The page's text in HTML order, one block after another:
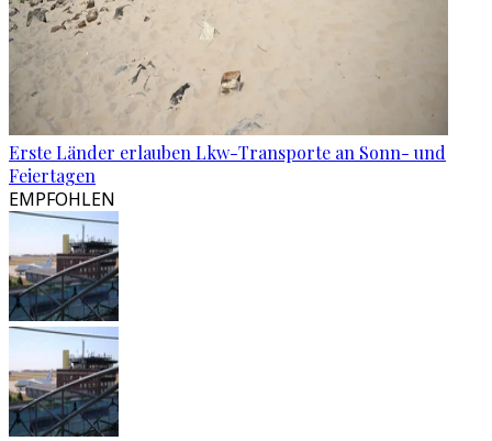
Erste Länder erlauben Lkw-Transporte an Sonn- und
Feiertagen
EMPFOHLEN